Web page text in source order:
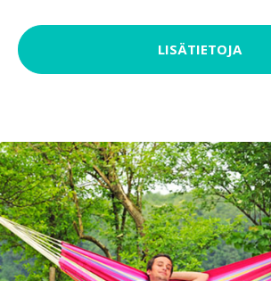
LISÄTIETOJA